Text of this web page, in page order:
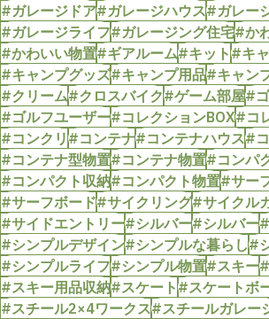
#ガレージドア#ガレージハウス#ガレー
#ガレージライフ#ガレージング住宅#か
#かわいい物置#ギアルーム#キット#キ
#キャンプグッズ#キャンプ用品#キャン
#クリーム#クロスバイク#ゲーム部屋#
#ゴルフユーザー#コレクションBOX#コ
#コンクリ#コンテナ#コンテナハウス#
#コンテナ型物置#コンテナ物置#コンパ
#コンパクト収納#コンパクト物置#サー
#サーフボード#サイクリング#サイクル
#サイドエントリー#シルバー#シルバー
#シンプルデザイン#シンプルな暮らし#
#シンプルライフ#シンプル物置#スキー
#スキー用品収納#スケート#スケートボ
#スチール2×4ワークス#スチールガレー